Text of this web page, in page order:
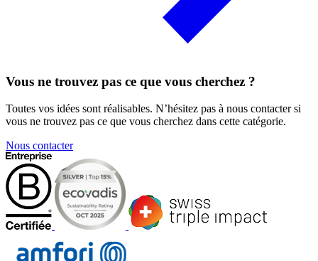
Vous ne trouvez pas ce que vous cherchez ?
Toutes vos idées sont réalisables. N’hésitez pas à nous contacter si
vous ne trouvez pas ce que vous cherchez dans cette catégorie.
Nous contacter